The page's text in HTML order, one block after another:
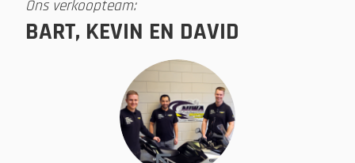
Ons verkoopteam:
BART, KEVIN EN DAVID